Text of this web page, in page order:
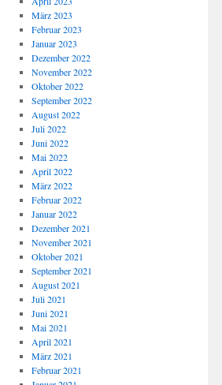
März 2023
Februar 2023
Januar 2023
Dezember 2022
November 2022
Oktober 2022
September 2022
August 2022
Juli 2022
Juni 2022
Mai 2022
April 2022
März 2022
Februar 2022
Januar 2022
Dezember 2021
November 2021
Oktober 2021
September 2021
August 2021
Juli 2021
Juni 2021
Mai 2021
April 2021
März 2021
Februar 2021